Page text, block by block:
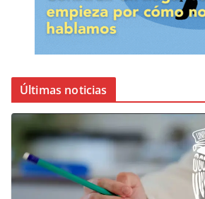
Últimas noticias